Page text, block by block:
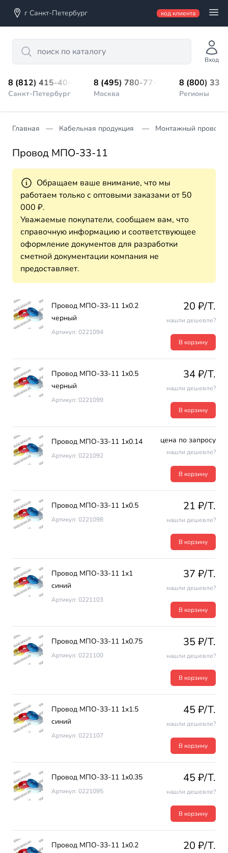
г Санкт-Петербург код клиента
Search
Вход
8 (812) 415-40-45
Санкт-Петербург
8 (495) 780-77-98
Москва
8 (800)
Регионы
Главная Кабельная продукция Монтажный провод
Провод МПО-33-11
Обращаем ваше внимание, что мы
работаем только с оптовыми заказами от 50
000 ₽.
Уважаемые покупатели, сообщаем вам, что
справочную информацию и соответствующее
оформление документов для разработки
сметной документации компания не
предоставляет.
Провод МПО-33-11 1х0.2
черный
Артикул: 0221094
20 ₽/T.
нашли дешевле?
В корзину
Провод МПО-33-11 1х0.5
черный
Артикул: 0221099
34 ₽/T.
нашли дешевле?
В корзину
Провод МПО-33-11 1х0.14
Артикул: 0221092
цена по запросу
нашли дешевле?
В корзину
Провод МПО-33-11 1х0.5
Артикул: 0221098
21 ₽/T.
нашли дешевле?
В корзину
Провод МПО-33-11 1х1
синий
Артикул: 0221103
37 ₽/T.
нашли дешевле?
В корзину
Провод МПО-33-11 1х0.75
Артикул: 0221100
35 ₽/T.
нашли дешевле?
В корзину
Провод МПО-33-11 1х1.5
синий
Артикул: 0221107
45 ₽/T.
нашли дешевле?
В корзину
Провод МПО-33-11 1х0.35
Артикул: 0221095
45 ₽/T.
нашли дешевле?
В корзину
Провод МПО-33-11 1х0.2 20 ₽/T.